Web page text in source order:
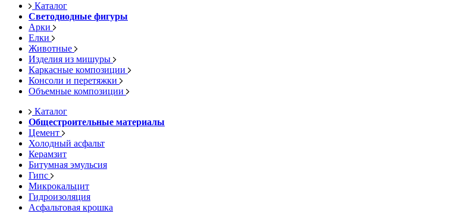
Каталог
Светодиодные фигуры
Арки
Елки
Животные
Изделия из мишуры
Каркасные композиции
Консоли и перетяжки
Объемные композиции
Каталог
Общестроительные материалы
Цемент
Холодный асфальт
Керамзит
Битумная эмульсия
Гипс
Микрокальцит
Гидроизоляция
Асфальтовая крошка